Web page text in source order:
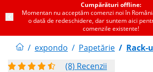
Cumpărături offline:
Momentan nu acceptăm comenzi noi în
o dată de redeschidere, dar suntem aici
comenzile existente!
/ expondo / Papetărie / Rack-
(8) Recenzii